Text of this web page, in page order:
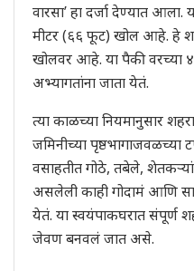
वारसा’ हा दर्जा देण्यात आला.
मीटर (६६ फूट) खोल आहे. हे
खोलवर आहे. या पैकी वरच्या ४
अभ्यागतांना जाता येतं.
त्या काळच्या नियमानुसार
जमिनीच्या
वसाहतीत गोठे, तबेले,
असलेली काही गोदामं आणि
येतं. या स्वयंपाकघरात संपूर्ण
जेवण बनवलं जात असे.